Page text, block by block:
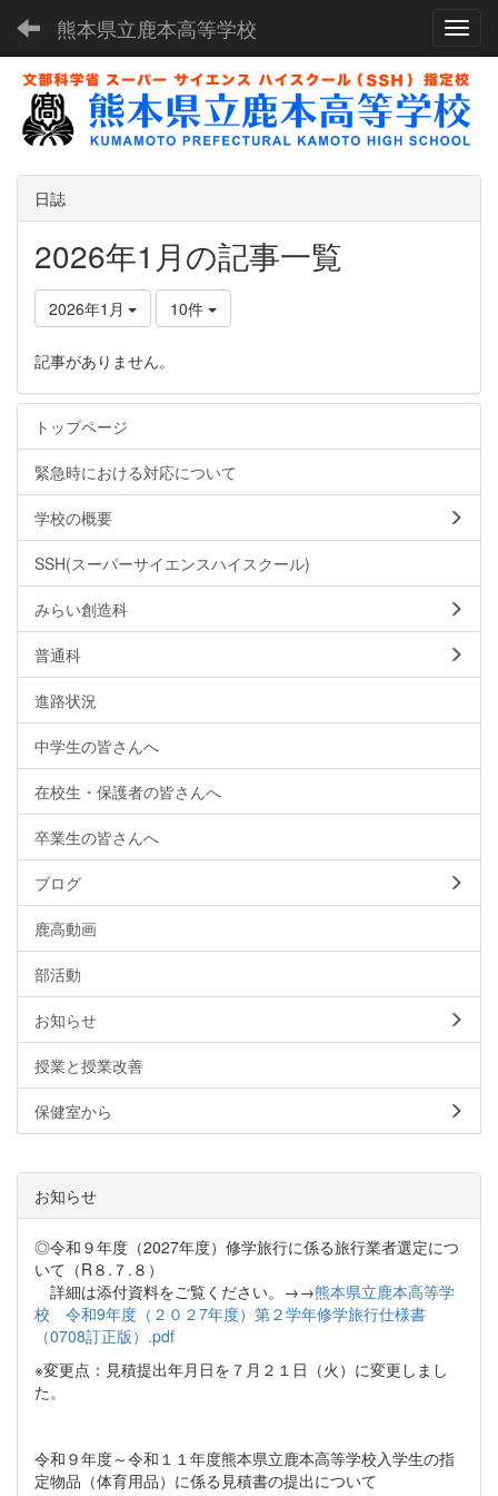
熊本県立鹿本高等学校
日誌
2026年1月の記事一覧
2026年1月 10件
記事がありません。
トップページ
緊急時における対応について
学校の概要
SSH(スーパーサイエンスハイスクール)
みらい創造科
普通科
進路状況
中学生の皆さんへ
在校生・保護者の皆さんへ
卒業生の皆さんへ
ブログ
鹿高動画
部活動
お知らせ
授業と授業改善
保健室から
お知らせ
◎令和９年度（2027年度）修学旅行に係る旅行業者選定につ
いて（R８.７.８）
詳細は添付資料をご覧ください。→→熊本県立鹿本高等学
校 令和9年度（２０２7年度）第２学年修学旅行仕様書
（0708訂正版）.pdf
※変更点：見積提出年月日を７月２１日（火）に変更しまし
た。
令和９年度～令和１１年度熊本県立鹿本高等学校入学生の指
定物品（体育用品）に係る見積書の提出について